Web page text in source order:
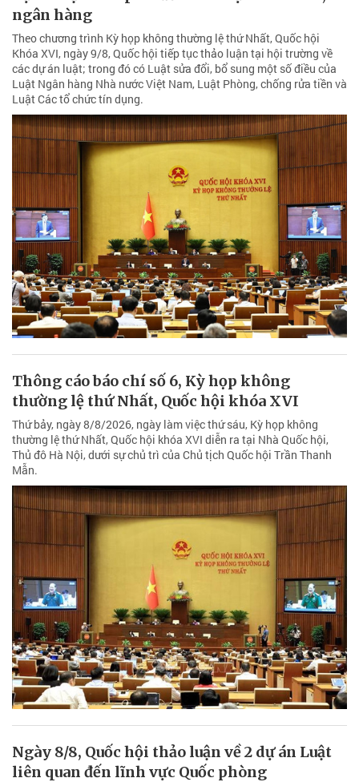
ngân hàng
Theo chương trình Kỳ họp không thường lệ thứ Nhất, Quốc hội
Khóa XVI, ngày 9/8, Quốc hội tiếp tục thảo luận tại hội trường về
các dự án luật; trong đó có Luật sửa đổi, bổ sung một số điều của
Luật Ngân hàng Nhà nước Việt Nam, Luật Phòng, chống rửa tiền và
Luật Các tổ chức tín dụng.
Thông cáo báo chí số 6, Kỳ họp không
thường lệ thứ Nhất, Quốc hội khóa XVI
Thứ bảy, ngày 8/8/2026, ngày làm việc thứ sáu, Kỳ họp không
thường lệ thứ Nhất, Quốc hội khóa XVI diễn ra tại Nhà Quốc hội,
Thủ đô Hà Nội, dưới sự chủ trì của Chủ tịch Quốc hội Trần Thanh
Mẫn.
Ngày 8/8, Quốc hội thảo luận về 2 dự án Luật
liên quan đến lĩnh vực Quốc phòng